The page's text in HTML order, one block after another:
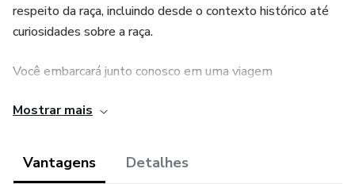
respeito da raça, incluindo desde o contexto histórico até
curiosidades sobre a raça.
Você embarcará junto conosco em uma viagem
chegamos em casa e vimos aquelas duas bolinhas de
necessidades quanto a alimentação, higiene, remédios e
alimentos proibidos, e muitos outros tópicos interessantes
Mostrar mais
Vantagens Detalhes